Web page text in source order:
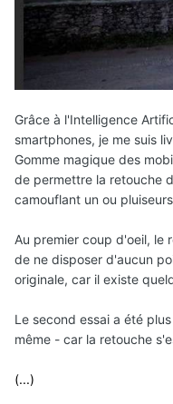
Grâce à l'Intelligence
smartphones, je me suis
Gomme magique des
de permettre la retouche
camouflant un ou
Au premier coup d'oeil, le
de ne disposer d'aucun
originale, car il existe
Le second essai a été
même - car la retouche
(...)